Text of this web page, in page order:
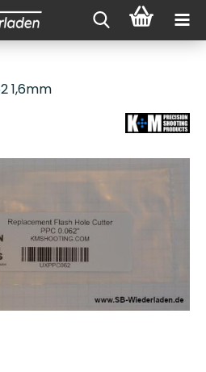
1,6mm